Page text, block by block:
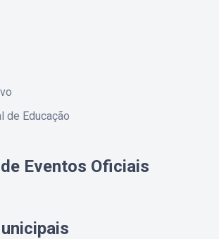
de Educação
Eventos Oficiais